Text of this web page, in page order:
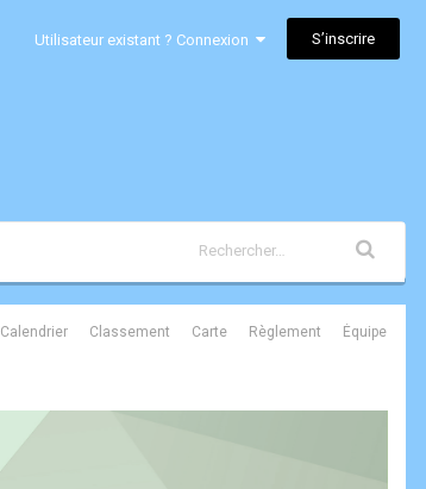
Utilisateur existant ? Connexion S’inscrire
Calendrier Classement Carte Règlement Équipe